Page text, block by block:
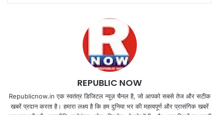
REPUBLIC NOW
Republicnow.in एक स्वतंत्र डिजिटल न्यूज़ चैनल है, जो आपको सबसे तेज और सटीक
खबरें प्रदान करता है। हमारा लक्ष्य है कि हम दुनिया भर की महत्वपूर्ण और प्रासंगिक खबरें